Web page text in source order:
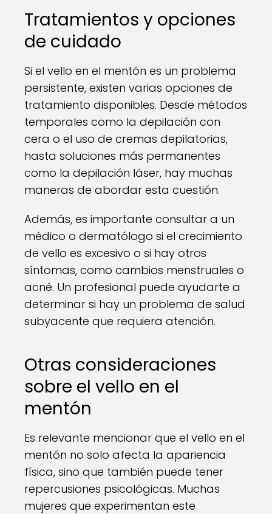
Tratamientos y opciones
de cuidado
Si el vello en el mentón es un problema
persistente, existen varias opciones de
tratamiento disponibles. Desde métodos
temporales como la depilación con
cera o el uso de cremas depilatorias,
hasta soluciones más permanentes
como la depilación láser, hay muchas
maneras de abordar esta cuestión.
Además, es importante consultar a un
médico o dermatólogo si el crecimiento
de vello es excesivo o si hay otros
síntomas, como cambios menstruales o
acné. Un profesional puede ayudarte a
determinar si hay un problema de salud
subyacente que requiera atención.
Otras consideraciones
sobre el vello en el
mentón
Es relevante mencionar que el vello en el
mentón no solo afecta la apariencia
física, sino que también puede tener
repercusiones psicológicas. Muchas
mujeres que experimentan este